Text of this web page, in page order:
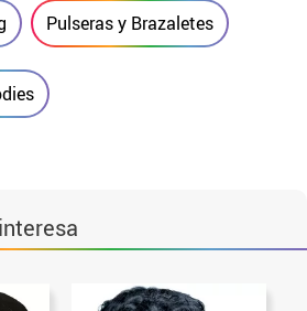
Pulseras y Brazaletes